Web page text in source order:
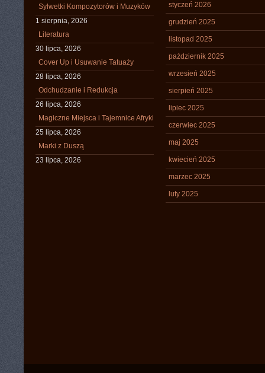
Sylwetki Kompozytorów i Muzyków
1 sierpnia, 2026
Literatura
30 lipca, 2026
Cover Up i Usuwanie Tatuaży
28 lipca, 2026
Odchudzanie i Redukcja
26 lipca, 2026
Magiczne Miejsca i Tajemnice Afryki
25 lipca, 2026
Marki z Duszą
23 lipca, 2026
styczeń 2026
grudzień 2025
listopad 2025
październik 2025
wrzesień 2025
sierpień 2025
lipiec 2025
czerwiec 2025
maj 2025
kwiecień 2025
marzec 2025
luty 2025